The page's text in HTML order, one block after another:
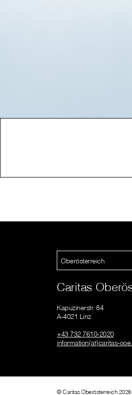
Oberösterreich
Caritas
Kapuzinerstr. 84
A-4021 Linz
+43 732 7610-2020
information(at)caritas-
© Caritas Oberösterreich